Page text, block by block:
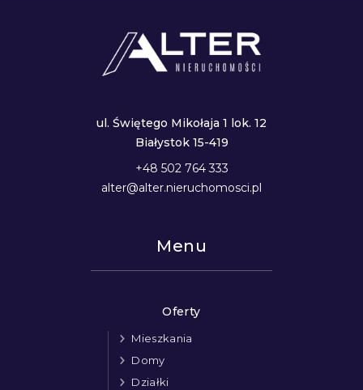
ul. Świętego Mikołaja 1 lok. 12
Białystok 15-419
+48 502 764 333
alter@alter.nieruchomosci.pl
Menu
Oferty
Mieszkania
Domy
Działki